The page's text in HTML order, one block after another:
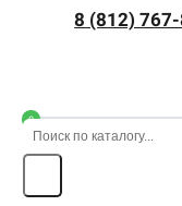
8 (812)
0